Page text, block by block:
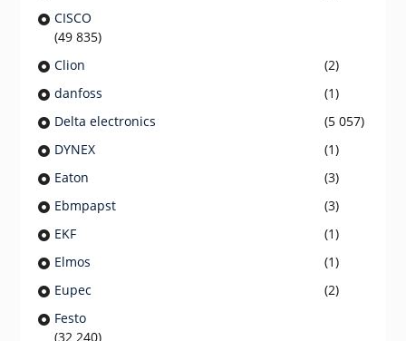
CISCO
(49 835)
Clion
(2)
danfoss
(1)
Delta electronics
(5 057)
DYNEX
(1)
Eaton
(3)
Ebmpapst
(3)
EKF
(1)
Elmos
(1)
Eupec
(2)
Festo
(32 240)